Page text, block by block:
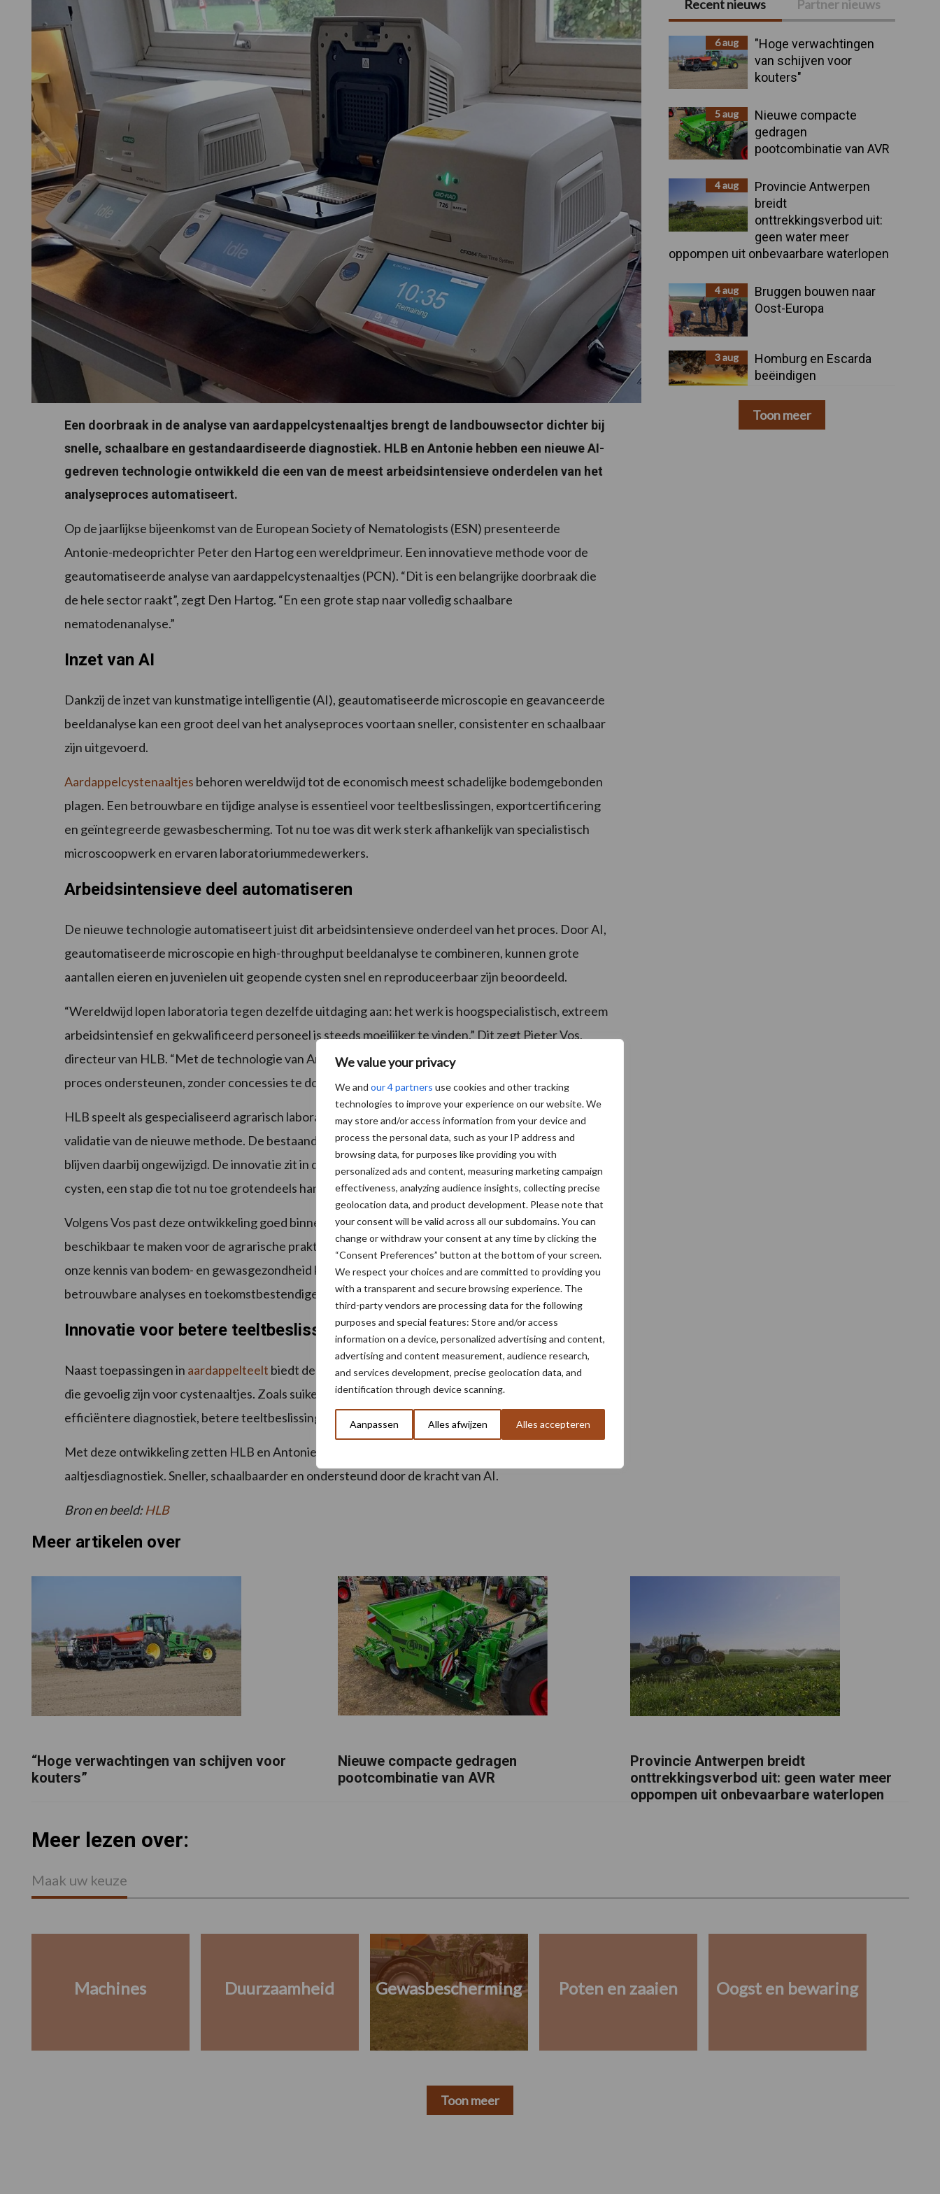
We value your privacy
We and our 4 partners use cookies and other tracking
technologies to improve your experience on our website. We
may store and/or access information from your device and
process the personal data, such as your IP address and
browsing data, for purposes like providing you with
personalized ads and content, measuring marketing campaign
effectiveness, analyzing audience insights, collecting precise
geolocation data, and product development. Please note that
your consent will be valid across all our subdomains. You can
change or withdraw your consent at any time by clicking the
“Consent Preferences” button at the bottom of your screen.
We respect your choices and are committed to providing you
with a transparent and secure browsing experience. The
third-party vendors are processing data for the following
purposes and special features: Store and/or access
information on a device, personalized advertising and content,
advertising and content measurement, audience research,
and services development, precise geolocation data, and
identification through device scanning.
Aanpassen Alles afwijzen Alles accepteren
Een doorbraak in de analyse van aardappelcystenaaltjes brengt de landbouwsector dichter bij
snelle, schaalbare en gestandaardiseerde diagnostiek. HLB en Antonie hebben een nieuwe AI-
gedreven technologie ontwikkeld die een van de meest arbeidsintensieve onderdelen van het
analyseproces automatiseert.
Op de jaarlijkse bijeenkomst van de European Society of Nematologists (ESN) presenteerde
Antonie-medeoprichter Peter den Hartog een wereldprimeur. Een innovatieve methode voor de
geautomatiseerde analyse van aardappelcystenaaltjes (PCN). “Dit is een belangrijke doorbraak die
de hele sector raakt”, zegt Den Hartog. “En een grote stap naar volledig schaalbare
nematodenanalyse.”
Inzet van AI
Dankzij de inzet van kunstmatige intelligentie (AI), geautomatiseerde microscopie en geavanceerde
beeldanalyse kan een groot deel van het analyseproces voortaan sneller, consistenter en schaalbaar
zijn uitgevoerd.
Aardappelcystenaaltjes behoren wereldwijd tot de economisch meest schadelijke bodemgebonden
plagen. Een betrouwbare en tijdige analyse is essentieel voor teeltbeslissingen, exportcertificering
en geïntegreerde gewasbescherming. Tot nu toe was dit werk sterk afhankelijk van specialistisch
microscoopwerk en ervaren laboratoriummedewerkers.
Arbeidsintensieve deel automatiseren
De nieuwe technologie automatiseert juist dit arbeidsintensieve onderdeel van het proces. Door AI,
geautomatiseerde microscopie en high-throughput beeldanalyse te combineren, kunnen grote
aantallen eieren en juvenielen uit geopende cysten snel en reproduceerbaar zijn beoordeeld.
“Wereldwijd lopen laboratoria tegen dezelfde uitdaging aan: het werk is hoogspecialistisch, extreem
arbeidsintensief en gekwalificeerd personeel is steeds moeilijker te vinden.” Dit zegt Pieter Vos,
directeur van HLB. “Met de technologie van Antonie kunnen we nu een belangrijk deel van dit
proces ondersteunen, zonder concessies te doen aan kwaliteit of reproduceerbaarheid.”
HLB speelt als gespecialiseerd agrarisch laboratorium een belangrijke rol bij de ontwikkeling en
validatie van de nieuwe methode. De bestaande protocollen voor het isoleren en openen van cysten
blijven daarbij ongewijzigd. De innovatie zit in de geautomatiseerde analyse van de inhoud van de
cysten, een stap die tot nu toe grotendeels handmatig werd uitgevoerd.
Volgens Vos past deze ontwikkeling goed binnen de ambitie van HLB; om innovatieve diagnostiek
beschikbaar te maken voor de agrarische praktijk. “Door nieuwe technologieën te combineren met
onze kennis van bodem- en gewasgezondheid kunnen we onze klanten blijven voorzien van
betrouwbare analyses en toekomstbestendige oplossingen.”
Innovatie voor betere teeltbeslissingen
Naast toepassingen in aardappelteelt biedt de technologie ook perspectief voor andere gewassen
die gevoelig zijn voor cystenaaltjes. Zoals suikerbiet en soja. Daarmee draagt deze innovatie bij aan
efficiëntere diagnostiek, betere teeltbeslissingen en een duurzamere landbouw.
Met deze ontwikkeling zetten HLB en Antonie samen een belangrijke stap richting de toekomst van
aaltjesdiagnostiek. Sneller, schaalbaarder en ondersteund door de kracht van AI.
Bron en beeld:HLB
Primaire
Sidebar
Recent nieuws Partner nieuws
6 aug
"Hoge verwachtingen
van schijven voor
kouters"
5 aug
Nieuwe compacte
gedragen
pootcombinatie van AVR
4 aug
Provincie Antwerpen
breidt
onttrekkingsverbod uit:
geen water meer
oppompen uit onbevaarbare waterlopen
4 aug
Bruggen bouwen naar
Oost-Europa
3 aug
Homburg en Escarda
beëindigen
Toon meer
Meer artikelen over
“Hoge verwachtingen van schijven voor
kouters”
Nieuwe compacte gedragen
pootcombinatie van AVR
Provincie Antwerpen breidt
onttrekkingsverbod uit: geen water meer
oppompen uit onbevaarbare waterlopen
Meer lezen over:
Maak uw keuze
Machines Duurzaamheid Gewasbescherming Poten en zaaien Oogst en bewaring
Toon meer